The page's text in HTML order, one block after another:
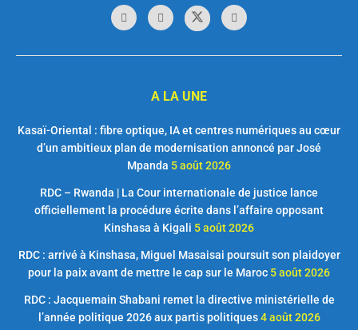
A LA UNE
Kasaï-Oriental : fibre optique, IA et centres numériques au cœur
d’un ambitieux plan de modernisation annoncé par José
Mpanda 5 août 2026
RDC – Rwanda | La Cour internationale de justice lance
officiellement la procédure écrite dans l’affaire opposant
Kinshasa à Kigali 5 août 2026
RDC : arrivé à Kinshasa, Miguel Masaisai poursuit son plaidoyer
pour la paix avant de mettre le cap sur le Maroc 5 août 2026
RDC : Jacquemain Shabani remet la directive ministérielle de
l’année politique 2026 aux partis politiques 4 août 2026